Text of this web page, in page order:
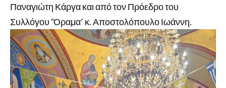
Παναγιώτη Κάργα και από τον Πρόεδρο του
Συλλόγου ‘Όραμα’ κ. Αποστολόπουλο Ιωάννη.